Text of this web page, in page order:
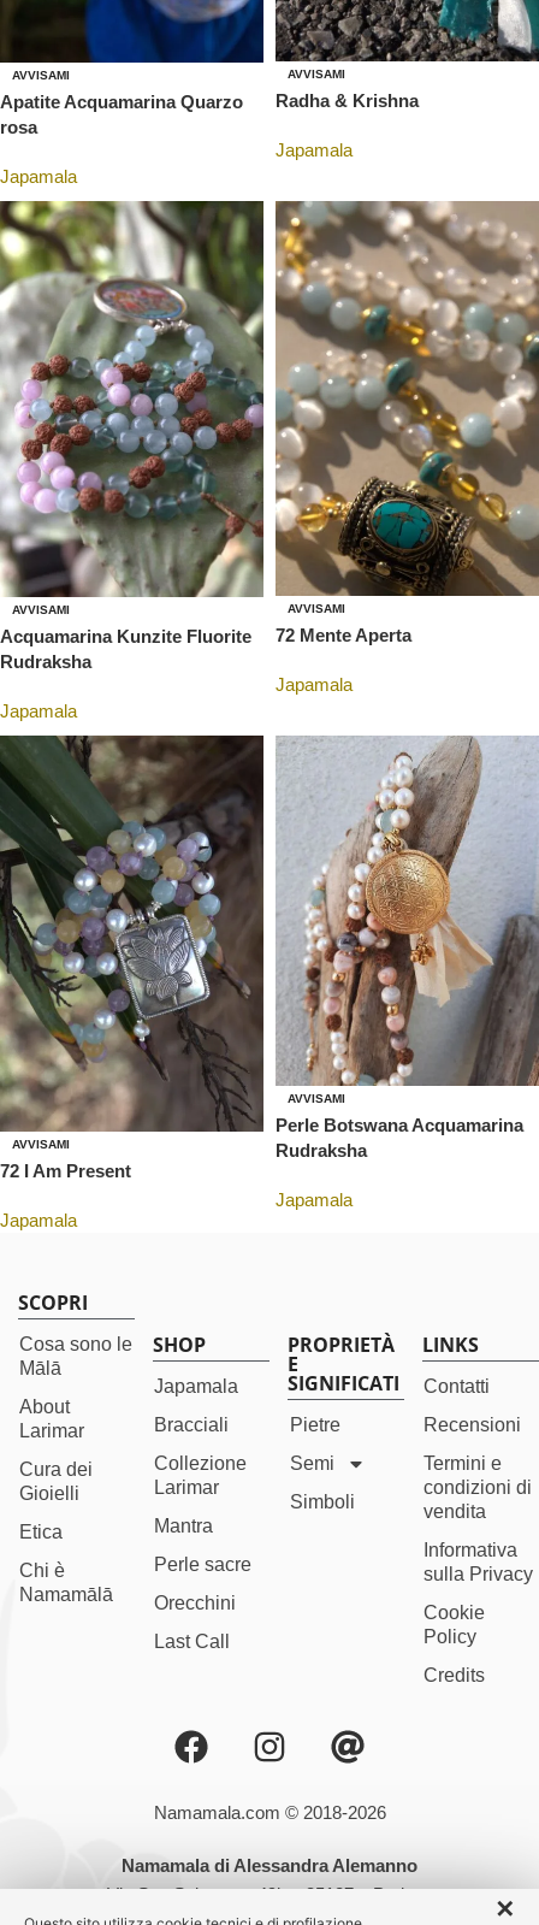
AVVISAMI
Apatite Acquamarina Quarzo
rosa
Japamala
AVVISAMI
Radha & Krishna
Japamala
AVVISAMI
Acquamarina Kunzite Fluorite
Rudraksha
Japamala
AVVISAMI
72 Mente Aperta
Japamala
AVVISAMI
72 I Am Present
Japamala
AVVISAMI
Perle Botswana Acquamarina
Rudraksha
Japamala
SCOPRI
Cosa sono le
Mālā
About
Larimar
Cura dei
Gioielli
Etica
Chi è
Namamālā
SHOP
Japamala
Bracciali
Collezione
Larimar
Mantra
Perle sacre
Orecchini
Last Call
PROPRIETÀ
E
SIGNIFICATI
Pietre
Semi
Simboli
LINKS
Contatti
Recensioni
Termini e
condizioni di
vendita
Informativa
sulla Privacy
Cookie
Policy
Credits
Namamala.com © 2018-2026
Namamala di Alessandra Alemanno
Via San Salvatore, 49b – 35127 – Padova
✕